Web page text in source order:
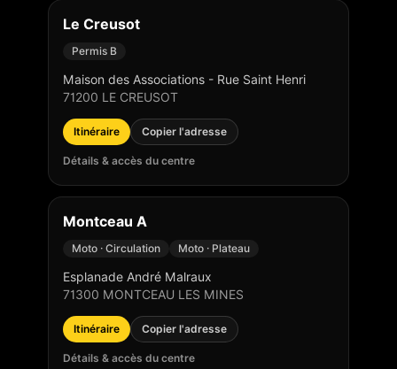
Le Creusot
Permis B
Maison des Associations - Rue Saint Henri
71200 LE CREUSOT
Itinéraire Copier l'adresse
Détails & accès du centre
Montceau A
Moto · Circulation Moto · Plateau
Esplanade André Malraux
71300 MONTCEAU LES MINES
Itinéraire Copier l'adresse
Détails & accès du centre